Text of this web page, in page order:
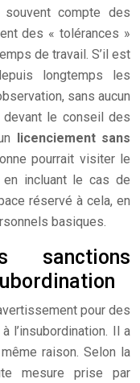
compte des
des « tolérances »
de travail. S’il est
longtemps les
sans aucun
le conseil des
licenciement sans
pourrait visiter le
incluant le cas de
réservé à cela, en
basiques.
sanctions
pour des
l’insubordination. Il a
raison. Selon la
mesure prise par